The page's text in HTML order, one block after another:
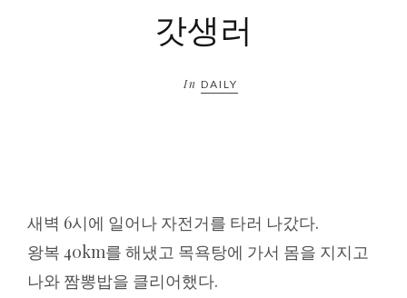
갓생러
In DAILY
새벽 6시에 일어나 자전거를 타러 나갔다.
왕복 40km를 해냈고 목욕탕에 가서 몸을 지지고
나와 짬뽕밥을 클리어했다.